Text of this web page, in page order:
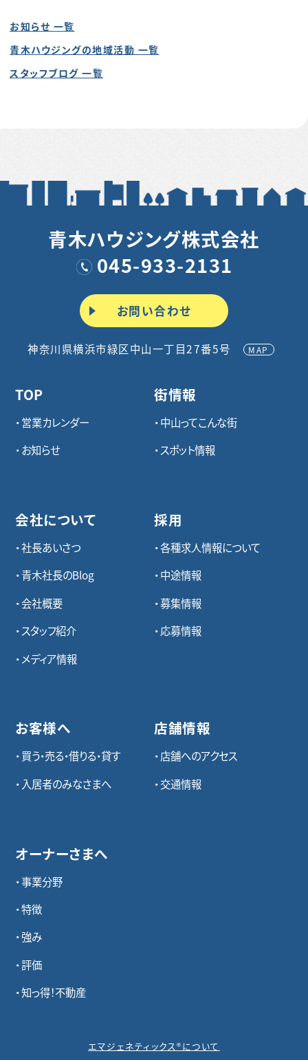
お知らせ 一覧
青木ハウジングの地域活動 一覧
スタッフブログ 一覧
青木ハウジング株式会社
045-933-2131
お問い合わせ
神奈川県横浜市緑区中山一丁目27番5号 MAP
TOP
営業カレンダー
お知らせ
会社について
社長あいさつ
青木社長のBlog
会社概要
スタッフ紹介
メディア情報
お客様へ
買う・売る・借りる・貸す
入居者のみなさまへ
オーナーさまへ
事業分野
特徴
強み
評価
知っ得！不動産
街情報
中山ってこんな街
スポット情報
採用
各種求⼈情報について
中途情報
募集情報
応募情報
店舗情報
店舗へのアクセス
交通情報
エマジェネティックス®について